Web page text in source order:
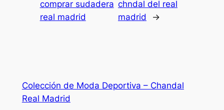
comprar sudadera
real madrid
chndal del real
madrid
→
Colección de Moda Deportiva – Chandal
Real Madrid